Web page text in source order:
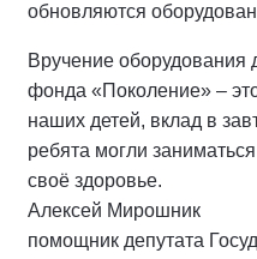
обновляются
Вручение оборудования
фонда «Поколение» –
наших детей, вклад в
ребята могли
своё здоровье.
Алексей Мирошник
помощник депутата